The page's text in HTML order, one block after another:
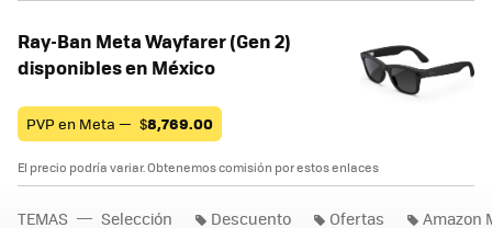
Ray-Ban Meta Wayfarer (Gen 2)
disponibles en México
PVP en Meta — $8,769.00
El precio podría variar. Obtenemos comisión por estos enlaces
TEMAS Selección Descuento Ofertas Amazon